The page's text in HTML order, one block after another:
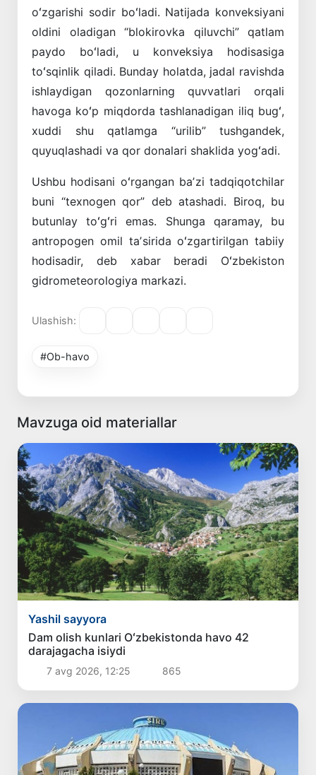
oʻzgarishi sodir boʻladi. Natijada konveksiyani
oldini oladigan “blokirovka qiluvchi” qatlam
paydo boʻladi, u konveksiya hodisasiga
toʻsqinlik qiladi. Bunday holatda, jadal ravishda
ishlaydigan qozonlarning quvvatlari orqali
havoga koʻp miqdorda tashlanadigan iliq bugʻ,
xuddi shu qatlamga “urilib” tushgandek,
quyuqlashadi va qor donalari shaklida yogʻadi.
Ushbu hodisani oʻrgangan baʼzi tadqiqotchilar
buni “texnogen qor” deb atashadi. Biroq, bu
butunlay toʻgʻri emas. Shunga qaramay, bu
antropogen omil taʼsirida oʻzgartirilgan tabiiy
hodisadir, deb xabar beradi Oʻzbekiston
gidrometeorologiya markazi.
Ulashish:
#Ob-havo
Mavzuga oid materiallar
Yashil sayyora
Dam olish kunlari Oʻzbekistonda havo 42
darajagacha isiydi
7 avg 2026, 12:25 865